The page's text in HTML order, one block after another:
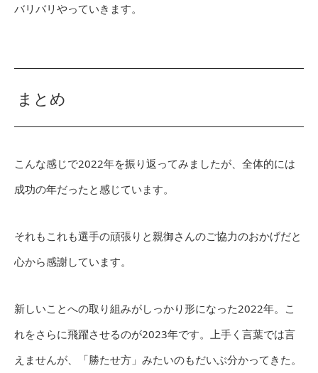
バリバリやっていきます。
まとめ
こんな感じで2022年を振り返ってみましたが、全体的には
成功の年だったと感じています。
それもこれも選手の頑張りと親御さんのご協力のおかげだと
心から感謝しています。
新しいことへの取り組みがしっかり形になった2022年。こ
れをさらに飛躍させるのが2023年です。上手く言葉では言
えませんが、「勝たせ方」みたいのもだいぶ分かってきた。